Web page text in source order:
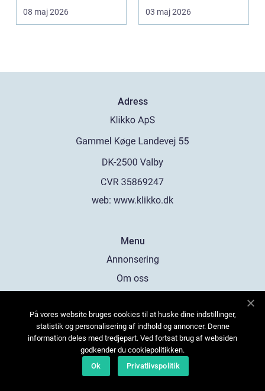
faktum. Det handlar ...
08 maj 2026
koncentration och
03 maj 2026
Adress
web: www.klikko.dk
Menu
Annonsering
Om oss
Kontakta oss
Sitemap
På vores website bruges cookies til at huske dine indstillinger,
statistik og personalisering af indhold og annoncer. Denne
information deles med tredjepart. Ved fortsat brug af websiden
godkender du cookiepolitikken.
Ok
Privatlivspolitik